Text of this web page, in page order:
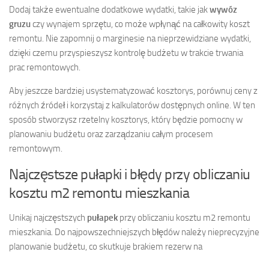
Dodaj także ewentualne dodatkowe wydatki, takie jakwywóz
gruzuczy wynajem sprzętu, co może wpłynąć na całkowity koszt
remontu. Nie zapomnij o marginesie na nieprzewidziane wydatki,
dzięki czemu przyspieszysz kontrolę budżetu w trakcie trwania
prac remontowych.
Aby jeszcze bardziej usystematyzować kosztorys, porównuj ceny z
różnych źródeł i korzystaj z kalkulatorów dostępnych online. W ten
sposób stworzysz rzetelny kosztorys, który będzie pomocny w
planowaniu budżetu oraz zarządzaniu całym procesem
remontowym.
Najczęstsze pułapki i błędy przy obliczaniu
kosztu m2 remontu mieszkania
Unikaj najczęstszych pułapek przy obliczaniu kosztu m2 remontu
mieszkania. Do najpowszechniejszych błędów należy nieprecyzyjne
planowanie budżetu, co skutkuje brakiem rezerw na